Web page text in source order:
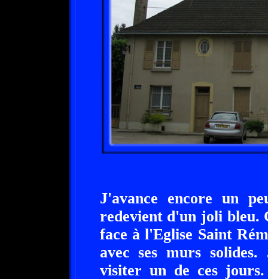
J'avance encore un
redevient d'un joli bleu.
face à l'Eglise Saint
avec ses murs
visiter un de ces